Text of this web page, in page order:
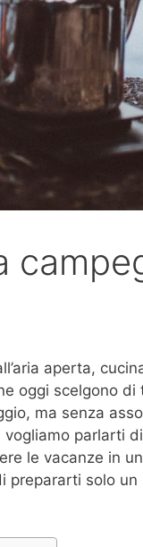
aperta,
oggi scelgono
ma senza
vogliamo parlarti
le vacanze in
prepararti solo